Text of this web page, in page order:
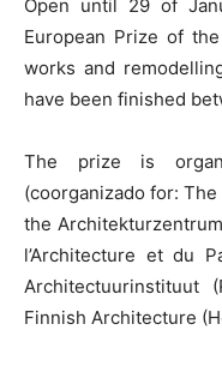
Open until 29 of
European Prize of
works and
have been finished
The prize is
(coorganizado for:
the
l’Architecture et du
Architectuurinstituut
Finnish Architecture